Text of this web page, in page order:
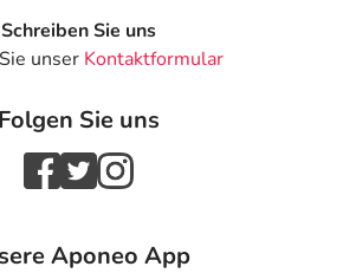
Schreiben Sie uns
unser Kontaktformular
Folgen Sie uns
Aponeo App